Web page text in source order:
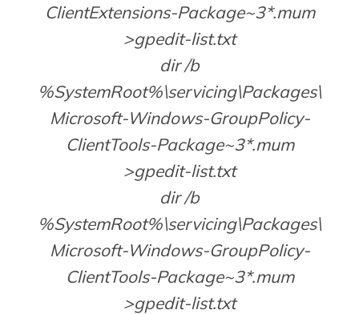
ClientExtensions-Package~3*.mum
>gpedit-list.txt
dir /b
%SystemRoot%\servicing\Packages\
Microsoft-Windows-GroupPolicy-
ClientTools-Package~3*.mum
>gpedit-list.txt
dir /b
%SystemRoot%\servicing\Packages\
Microsoft-Windows-GroupPolicy-
ClientTools-Package~3*.mum
>gpedit-list.txt